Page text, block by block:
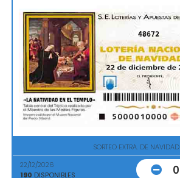
48672
SORTEO EXTRA. DE NAVIDAD
22/12/2026
190 DISPONIBLES 0